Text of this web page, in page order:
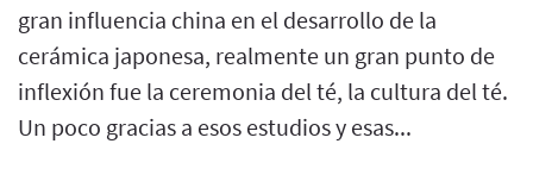
gran influencia china en el desarrollo de la
cerámica japonesa, realmente un gran punto de
inflexión fue la ceremonia del té, la cultura del té.
Un poco gracias a esos estudios y esas...